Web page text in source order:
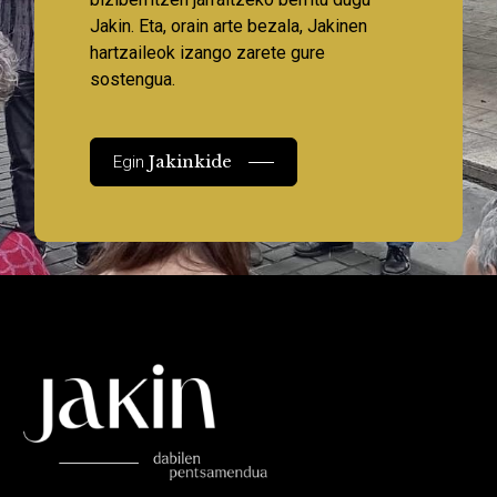
Jakin. Eta, orain arte bezala, Jakinen
hartzaileok izango zarete gure
sostengua.
EginJakinkide